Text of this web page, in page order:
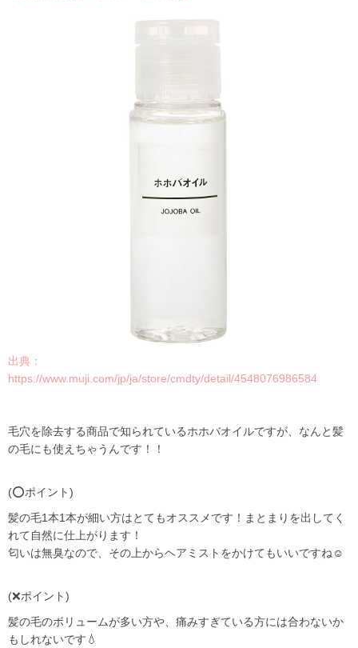
出典：
https://www.muji.com/jp/ja/store/cmdty/detail/4548076986584
毛穴を除去する商品で知られているホホバオイルですが、なんと髪
の毛にも使えちゃうんです！！
(⭕️ポイント)
髪の毛1本1本が細い方はとてもオススメです！まとまりを出してく
れて自然に仕上がります！
匂いは無臭なので、その上からヘアミストをかけてもいいですね☺️
(❌ポイント)
髪の毛のボリュームが多い方や、痛みすぎている方には合わないか
もしれないです💧